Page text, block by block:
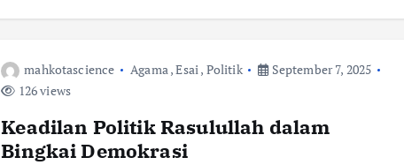
mahkotascience Agama,Esai, Politik
September 7, 2025
126 views
Keadilan Politik Rasulullah dalam
Bingkai Demokrasi